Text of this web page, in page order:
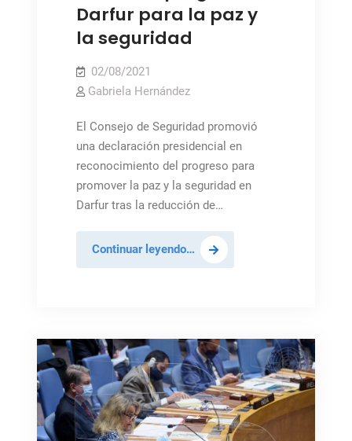
Darfur para la paz y
la seguridad
02/08/2021
Gabriela Hernández
El Consejo de Seguridad promovió
una declaración presidencial en
reconocimiento del progreso para
promover la paz y la seguridad en
Darfur tras la reducción de…
Continuar leyendo…Consejo
de
en
Darfur
para
la
paz